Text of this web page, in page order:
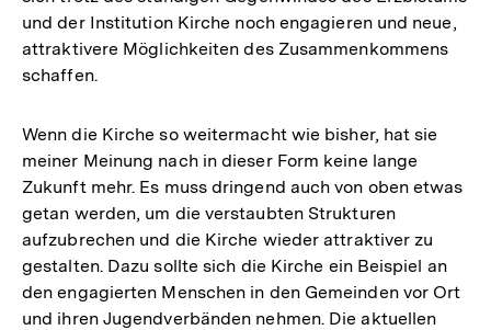
und der Institution Kirche noch engagieren und neue,
attraktivere Möglichkeiten des Zusammenkommens
schaffen.
Wenn die Kirche so weitermacht wie bisher, hat sie
meiner Meinung nach in dieser Form keine lange
Zukunft mehr. Es muss dringend auch von oben etwas
getan werden, um die verstaubten Strukturen
aufzubrechen und die Kirche wieder attraktiver zu
gestalten. Dazu sollte sich die Kirche ein Beispiel an
den engagierten Menschen in den Gemeinden vor Ort
und ihren Jugendverbänden nehmen. Die aktuellen